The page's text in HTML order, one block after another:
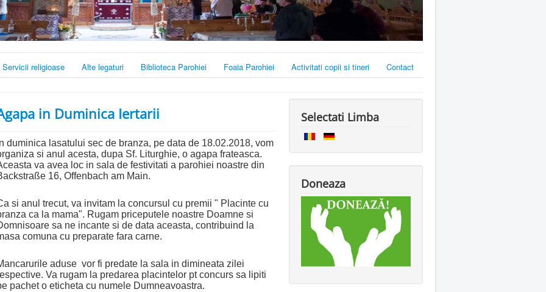
Servicii religioase Alte legaturi Biblioteca Parohiei Foaia Parohiei Activitati copii si tineri Contact
in Duminica Iertarii
duminica lasatului sec de branza, pe data de 18.02.2018, vom
si anul acesta, dupa Sf. Liturghie, o agapa frateasca.
va avea loc in sala de festivitati a parohiei noastre din
16, Offenbach am Main.
si anul trecut, va invitam la concursul cu premii " Placinte cu
ca la mama". Rugam priceputele noastre Doamne si
sa ne incante si de data aceasta, contribuind la
comuna cu preparate fara carne.
aduse vor fi predate la sala in dimineata zilei
Va rugam la predarea placintelor pt concurs sa lipiti
pachet o eticheta cu numele Dumneavoastra.
Selectati Limba
Doneaza